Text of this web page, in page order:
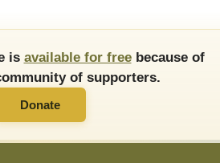
is available for freebecause of
of supporters.
Donate